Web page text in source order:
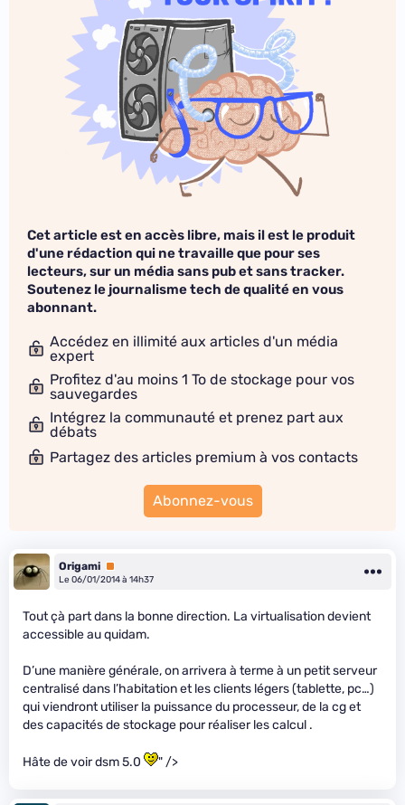
Cet article est en accès libre, mais il est le produit
d'une rédaction qui ne travaille que pour ses
lecteurs, sur un média sans pub et sans tracker.
Soutenez le journalisme tech de qualité en vous
abonnant.
Accédez en illimité aux articles d'un média
expert
Profitez d'au moins 1 To de stockage pour vos
sauvegardes
Intégrez la communauté et prenez part aux
débats
Partagez des articles premium à vos contacts
Abonnez-vous
Origami Premium
Le 06/01/2014 à 14h37
Tout çà part dans la bonne direction. La virtualisation devient
accessible au quidam.
D’une manière générale, on arrivera à terme à un petit serveur
centralisé dans l’habitation et les clients légers (tablette, pc…)
qui viendront utiliser la puissance du processeur, de la cg et
des capacités de stockage pour réaliser les calcul .
Hâte de voir dsm 5.0 " />